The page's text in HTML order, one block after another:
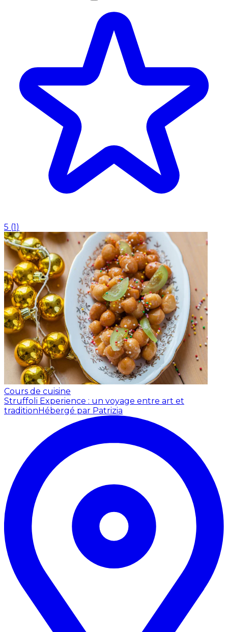
5 (1)
Cours de cuisine
Struffoli Experience : un voyage entre art et
traditionHébergé par Patrizia